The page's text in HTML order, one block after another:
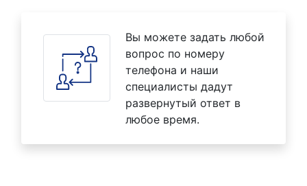
Вы можете задать любой
вопрос по номеру
телефона и наши
специалисты дадут
развернутый ответ в
любое время.